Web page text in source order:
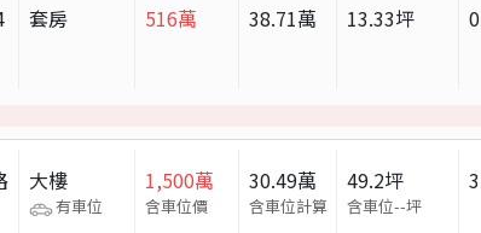
套房 516萬 38.71萬 13.33坪
大樓
有車位
1,500萬
含車位價
30.49萬
含車位計算
49.2坪
含車位--坪